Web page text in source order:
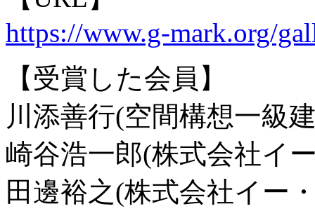
https://www.g-mark.org/
【受賞した会員】
川添善行(空間構想一級
崎谷浩一郎(株式会社イ
田邊裕之(株式会社イー